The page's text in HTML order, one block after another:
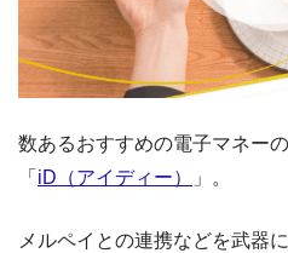
数あるおすすめの電子マネー
「 iD（アイディー） 」。
メルペイとの連携などを武器に